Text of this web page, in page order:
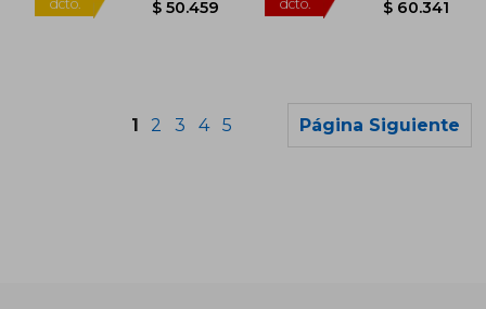
1 2 3 4 5 Página Siguiente